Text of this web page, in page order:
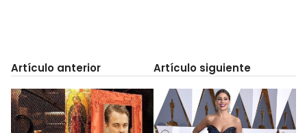
Artículo anterior Artículo siguiente